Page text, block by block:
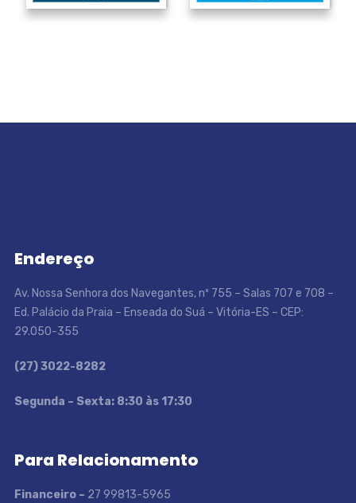
Endereço
Av. Nossa Senhora dos Navegantes, nº 755 – Salas 707 e 708 –
Ed. Palácio da Praia – Enseada do Suá – Vitória-ES – CEP:
29.050-355
(27) 3022-8282
Segunda – Sexta: 8:30 às 17:30
Para Relacionamento
Financeiro – 27 99813-5965